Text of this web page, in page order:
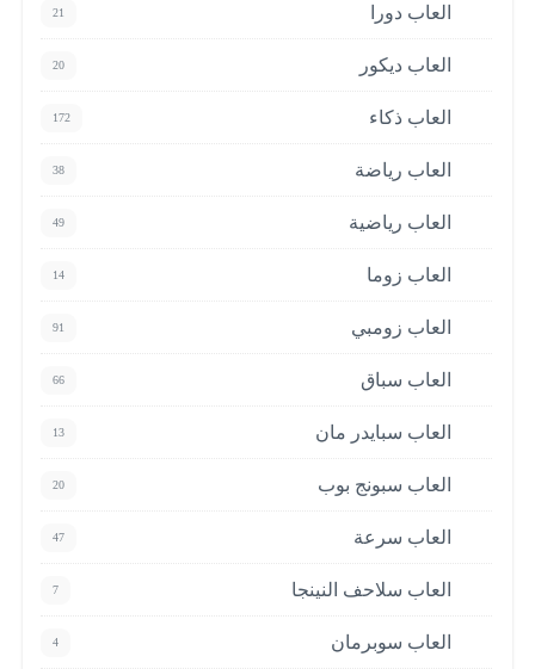
العاب دورا 21
العاب ديكور 20
العاب ذكاء 172
العاب رياضة 38
العاب رياضية 49
العاب زوما 14
العاب زومبي 91
العاب سباق 66
العاب سبايدر مان 13
العاب سبونج بوب 20
العاب سرعة 47
العاب سلاحف النينجا 7
العاب سوبرمان 4